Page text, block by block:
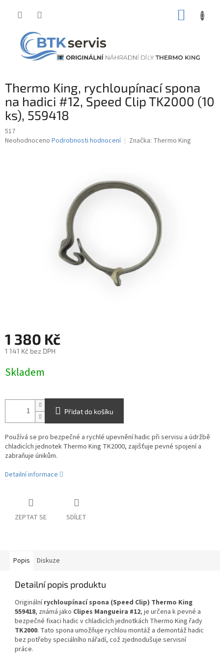
Thermo King, rychloupínací spona
na hadici #12, Speed Clip TK2000 (10
ks), 559418
517
Průměrné
Neohodnoceno Podrobnosti hodnocení Značka: Thermo King
1 380 Kč
1 141 Kč bez DPH
cena:
Skladem
Přidat do košíku
Používá se pro bezpečné a rychlé upevnění hadic při servisu a údržbě
chladicích jednotek Thermo King TK2000, zajišťuje pevné spojení a
zabraňuje únikům.
Detailní informace
ZEPTAT SE SDÍLET
Popis Diskuze
Detailní popis produktu
Originálnírychloupínací spona (Speed Clip) Thermo King
559418, známá jako Clipes Mangueira #12, je určena k pevné a
bezpečné fixaci hadic v chladicích jednotkách Thermo King řady
TK2000. Tato spona umožňuje rychlou montáž a demontáž hadic
bez potřeby speciálního nářadí, což zjednodušuje servisní
práce.